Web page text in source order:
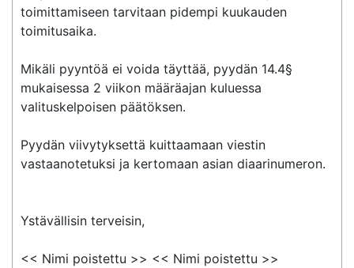
toimittamiseen tarvitaan pidempi kuukauden
toimitusaika.
Mikäli pyyntöä ei voida täyttää, pyydän 14.4§
mukaisessa 2 viikon määräajan kuluessa
valituskelpoisen päätöksen.
Pyydän viivytyksettä kuittaamaan viestin
vastaanotetuksi ja kertomaan asian diaarinumeron.
Ystävällisin terveisin,
<< Nimi poistettu >> << Nimi poistettu >>